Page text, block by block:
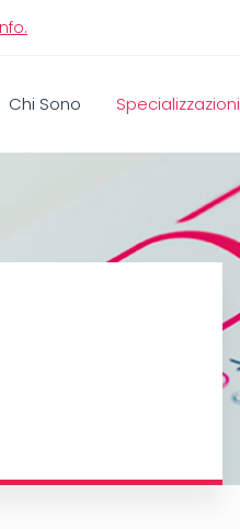
Chi Sono Specializzazioni